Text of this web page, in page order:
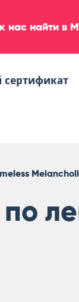
нас найти в